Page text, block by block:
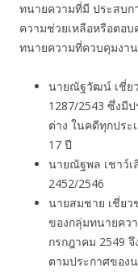
ทนายความที่มี ประสบก
ความช่วยเหลือหรือตอ
ทนายความที่ควบคุมงา
นายณัฐวัฒน์ เชี่ย
1287/2543 ซึ่งมี
ต่าง ในคดีทุกประ
17 ปี
นายณัฐพล เชาว์
2452/2546
นายสมชาย เชี่ย
ของกลุ่มทนายคว
กรกฎาคม 2549
ตามประกาศของ